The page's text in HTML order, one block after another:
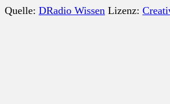
Quelle: DRadio Wissen Lizenz: